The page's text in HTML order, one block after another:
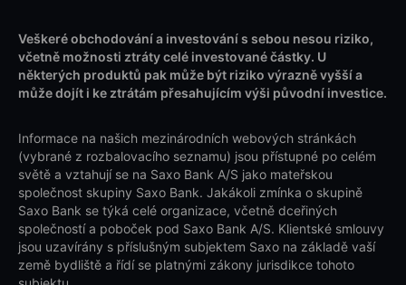
Veškeré obchodování a investování s sebou nesou riziko,
včetně možnosti ztráty celé investované částky. U
některých produktů pak může být riziko výrazně vyšší a
může dojít i ke ztrátám přesahujícím výši původní investice.
Informace na našich mezinárodních webových stránkách
(vybrané z rozbalovacího seznamu) jsou přístupné po celém
světě a vztahují se na Saxo Bank A/S jako mateřskou
společnost skupiny Saxo Bank. Jakákoli zmínka o skupině
Saxo Bank se týká celé organizace, včetně dceřiných
společností a poboček pod Saxo Bank A/S. Klientské smlouvy
jsou uzavírány s příslušným subjektem Saxo na základě vaší
země bydliště a řídí se platnými zákony jurisdikce tohoto